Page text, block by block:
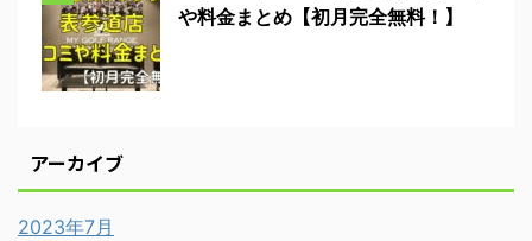
や料金まとめ【初月完全無料！】
アーカイブ
2023年7月